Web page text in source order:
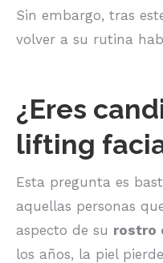
Sin embargo, tras
volver a su rutina
¿Eres
lifting
Esta pregunta es
aquellas personas
aspecto de su rostro
los años, la piel